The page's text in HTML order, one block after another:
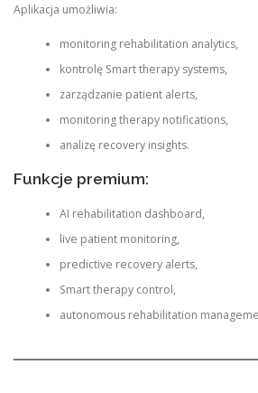
Aplikacja umożliwia:
monitoring rehabilitation analytics,
kontrolę Smart therapy systems,
zarządzanie patient alerts,
monitoring therapy notifications,
analizę recovery insights.
Funkcje premium:
AI rehabilitation dashboard,
live patient monitoring,
predictive recovery alerts,
Smart therapy control,
autonomous rehabilitation